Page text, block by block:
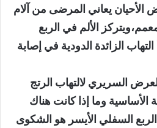
الأحيان يعاني المرضى من آلام
الألم في الربع
الزائدة الدودية في إصابة
السريري لالتهاب الرتج
الأساسية وما إذا كانت هناك
السفلي الأيسر هو الشكوى